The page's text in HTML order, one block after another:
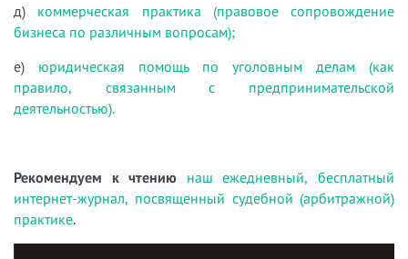
д) коммерческая практика (правовое сопровождение
бизнеса по различным вопросам);
е) юридическая помощь по уголовным делам (как
правило, связанным с предпринимательской
деятельностью).
Рекомендуем к чтению наш ежедневный, бесплатный
интернет-журнал, посвященный судебной (арбитражной)
практике.